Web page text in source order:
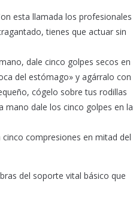
esta llamada los profesionales
tienes que actuar sin
dale cinco golpes secos en
del estómago» y agárralo con
cógelo sobre tus rodillas
mano dale los cinco golpes en la
compresiones en mitad del
del soporte vital básico que